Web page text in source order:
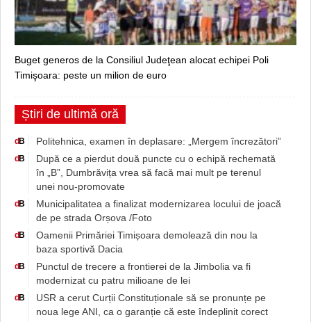
Buget generos de la Consiliul Judeţean alocat echipei Poli
Timişoara: peste un milion de euro
Știri de ultimă oră
dB Politehnica, examen în deplasare: „Mergem încrezători”
dB
După ce a pierdut două puncte cu o echipă rechemată
în „B”, Dumbrăvița vrea să facă mai mult pe terenul
unei nou-promovate
dB
Municipalitatea a finalizat modernizarea locului de joacă
de pe strada Orșova /Foto
dB
Oamenii Primăriei Timișoara demolează din nou la
baza sportivă Dacia
dB
Punctul de trecere a frontierei de la Jimbolia va fi
modernizat cu patru milioane de lei
dB
USR a cerut Curții Constituționale să se pronunțe pe
noua lege ANI, ca o garanție că este îndeplinit corect